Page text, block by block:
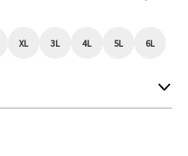
XL 3L 4L 5L 6L